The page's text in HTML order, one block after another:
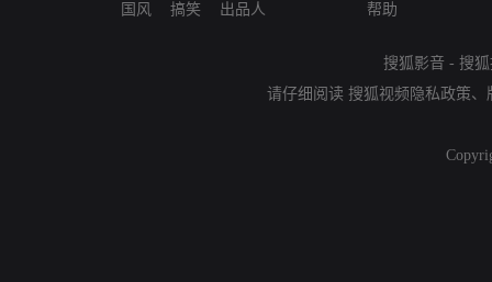
国风
搞笑
出品人
帮助
搜狐影音 - 搜
请仔细阅读 搜狐视频隐私政策、